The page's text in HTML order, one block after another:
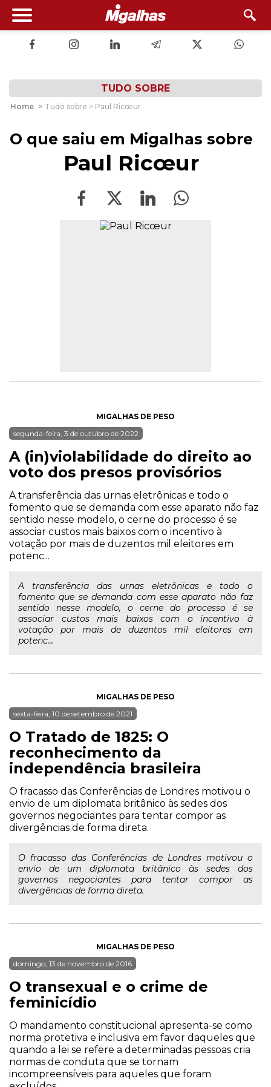
TUDO SOBRE
Home > Tudo sobre > Paul Ricœur
O que saiu em Migalhas sobre
Paul Ricœur
MIGALHAS DE PESO
segunda-feira, 3 de outubro de 2022
A (in)violabilidade do direito ao
voto dos presos provisórios
A transferência das urnas eletrônicas e todo o
fomento que se demanda com esse aparato não faz
sentido nesse modelo, o cerne do processo é se
associar custos mais baixos com o incentivo à
votação por mais de duzentos mil eleitores em
potenc...
A transferência das urnas eletrônicas e todo o
fomento que se demanda com esse aparato não faz
sentido nesse modelo, o cerne do processo é se
associar custos mais baixos com o incentivo à
votação por mais de duzentos mil eleitores em
potenc...
MIGALHAS DE PESO
sexta-feira, 10 de setembro de 2021
O Tratado de 1825: O
reconhecimento da
independência brasileira
O fracasso das Conferências de Londres motivou o
envio de um diplomata britânico às sedes dos
governos negociantes para tentar compor as
divergências de forma direta.
O fracasso das Conferências de Londres motivou o
envio de um diplomata britânico às sedes dos
governos negociantes para tentar compor as
divergências de forma direta.
MIGALHAS DE PESO
domingo, 13 de novembro de 2016
O transexual e o crime de
feminicídio
O mandamento constitucional apresenta-se como
norma protetiva e inclusiva em favor daqueles que
quando a lei se refere a determinadas pessoas cria
normas de conduta que se tornam
incompreensíveis para aqueles que foram